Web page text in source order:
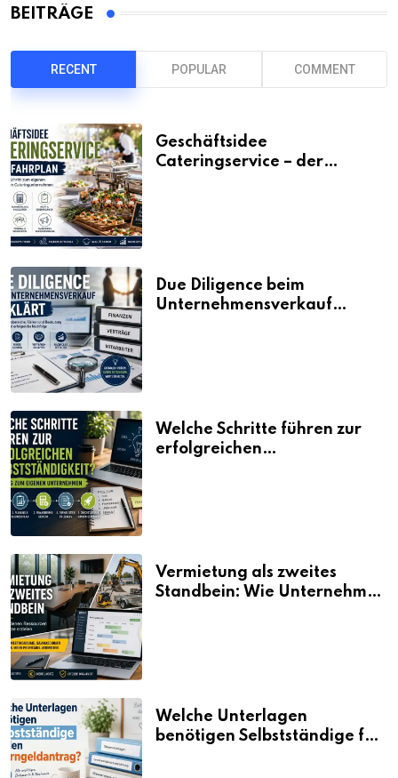
BEITRÄGE
RECENT POPULAR COMMENT
Geschäftsidee
Cateringservice – der
Due Diligence beim
Unternehmensverkauf
Welche Schritte führen zur
erfolgreichen
Vermietung als zweites
Standbein: Wie Unternehmen
Welche Unterlagen
benötigen Selbstständige für